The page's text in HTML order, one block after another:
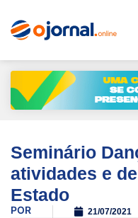
Seminário
atividades e
Estado
POR 21/07/2021